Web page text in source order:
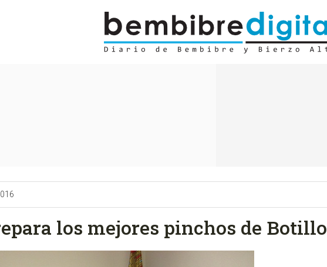
los mejores pinchos de Botillo